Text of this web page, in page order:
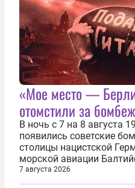
«Мое место —
отомстили за
В ночь с 7 на 8 августа
появились советские
столицы нацистской
морской авиации
сбросили бомбы на
жил в полной
7 августа 2026